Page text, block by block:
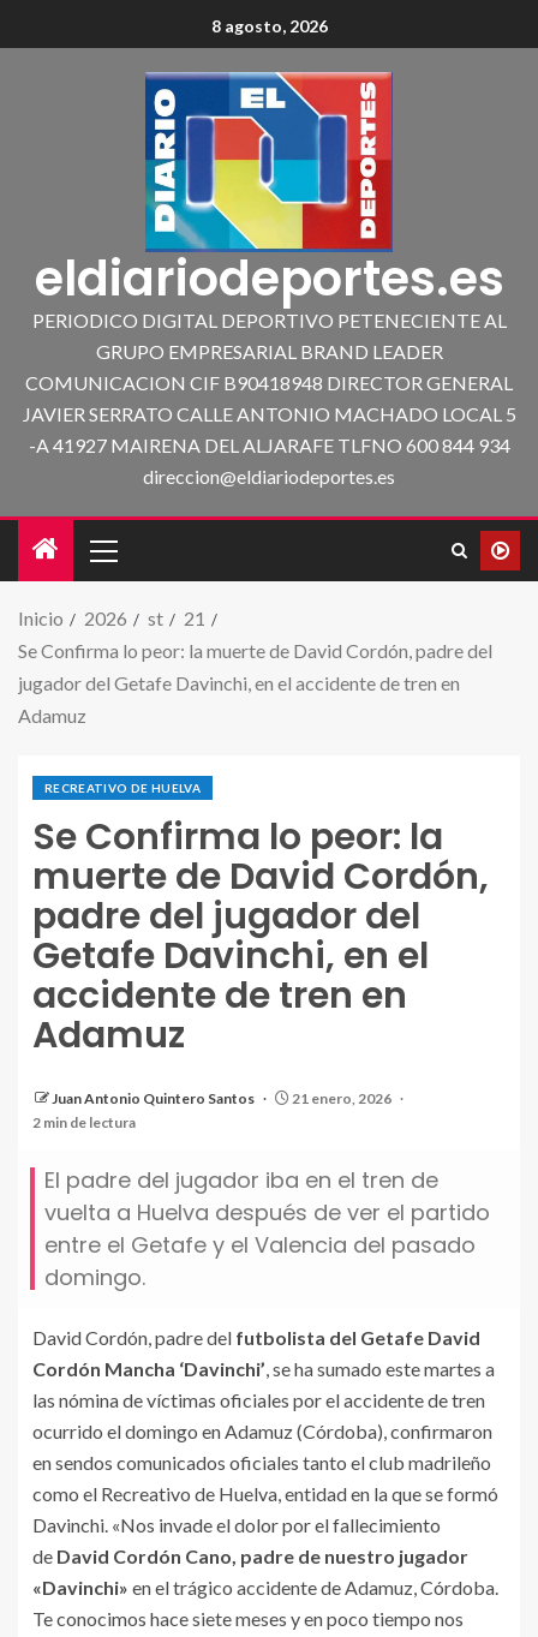
8 agosto, 2026
eldiariodeportes.es
PERIODICO DIGITAL DEPORTIVO PETENECIENTE AL
GRUPO EMPRESARIAL BRAND LEADER
COMUNICACION CIF B90418948 DIRECTOR GENERAL
JAVIER SERRATO CALLE ANTONIO MACHADO LOCAL 5
-A 41927 MAIRENA DEL ALJARAFE TLFNO 600 844 934
direccion@eldiariodeportes.es
Inicio 2026 st
21
Se Confirma lo peor: la muerte de David Cordón, padre del
jugador del Getafe Davinchi, en el accidente de tren en
Adamuz
RECREATIVO DE HUELVA
Se Confirma lo peor: la
muerte de David Cordón,
padre del jugador del
Getafe Davinchi, en el
accidente de tren en
Adamuz
Juan Antonio Quintero Santos
21 enero, 2026
2 min de lectura
El padre del jugador iba en el tren de
vuelta a Huelva después de ver el partido
entre el Getafe y el Valencia del pasado
domingo.
David Cordón, padre del futbolista del Getafe David
Cordón Mancha ‘Davinchi’, se ha sumado este martes a
las nómina de víctimas oficiales por el accidente de tren
ocurrido el domingo en Adamuz (Córdoba), confirmaron
en sendos comunicados oficiales tanto el club madrileño
como el Recreativo de Huelva, entidad en la que se formó
Davinchi. «Nos invade el dolor por el fallecimiento
de David Cordón Cano, padre de nuestro jugador
«Davinchi» en el trágico accidente de Adamuz, Córdoba.
Te conocimos hace siete meses y en poco tiempo nos